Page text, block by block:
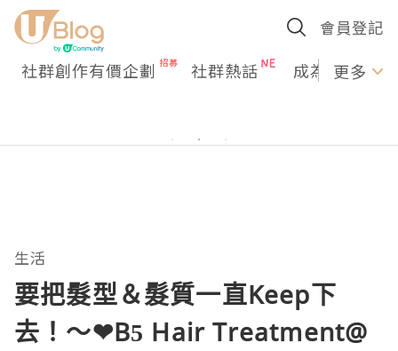
會員登記
社群創作有價企劃 社群熱話 成為U更多
生活
要把髮型＆髮質一直Keep下
去！～❤B5 Hair Treatment@